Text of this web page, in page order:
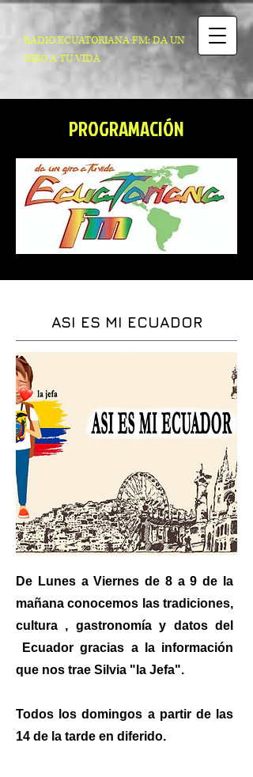
RADIO ECUATORIANA FM: DA UN
GIRO A TU VIDA
PROGRAMACIÓN
ASI ES MI ECUADOR
De Lunes a Viernes de 8 a 9 de la
mañana conocemos las tradiciones,
cultura , gastronomía y datos del
Ecuador gracias a la información
que nos trae Silvia "la Jefa".
Todos los domingos a partir de las
14 de la tarde en diferido.